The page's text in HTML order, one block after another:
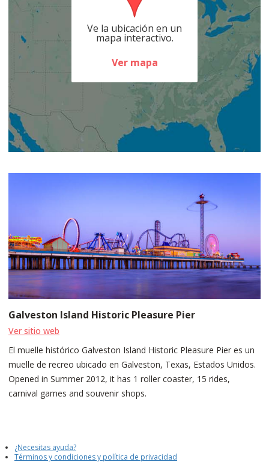
Ve la ubicación en un
mapa interactivo.
Ver mapa
Galveston Island Historic Pleasure Pier
Ver sitio web
El muelle histórico Galveston Island Historic Pleasure Pier es un
muelle de recreo ubicado en Galveston, Texas, Estados Unidos.
Opened in Summer 2012, it has 1 roller coaster, 15 rides,
carnival games and souvenir shops.
¿Necesitas ayuda?
Términos y condiciones y política de privacidad